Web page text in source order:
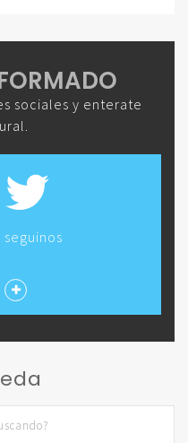
sociales y enterate
seguinos